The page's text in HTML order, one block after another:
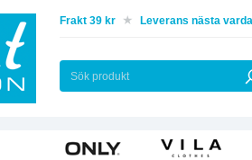
Frakt 39 kr Leverans nästa